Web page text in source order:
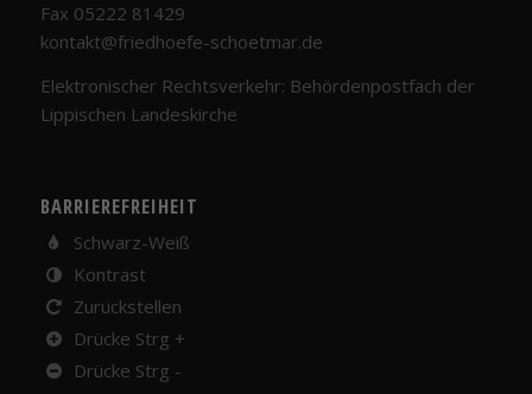
Fax 05222 81429
kontakt@friedhoefe-schoetmar.de
Elektronischer Rechtsverkehr: Behördenpostfach der
Lippischen Landeskirche
BARRIEREFREIHEIT
Schwarz-Weiß
Kontrast
Zurückstellen
Drücke Strg +
Drücke Strg -